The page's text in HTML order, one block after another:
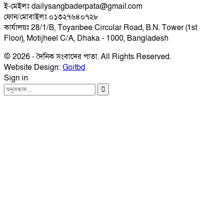
ই-মেইলঃ dailysangbaderpata@gmail.com
ফোন/মোবাইলঃ ০১৩২৭৬৪০৭২৮
কার্যালয়ঃ 28/1/B, Toyanbee Circular Road, B.N. Tower (1st
Floor), Motijheel C/A, Dhaka - 1000, Bangladesh
© 2026 - দৈনিক সংবাদের পাতা. All Rights Reserved.
Website Design:Goitbd
Sign in